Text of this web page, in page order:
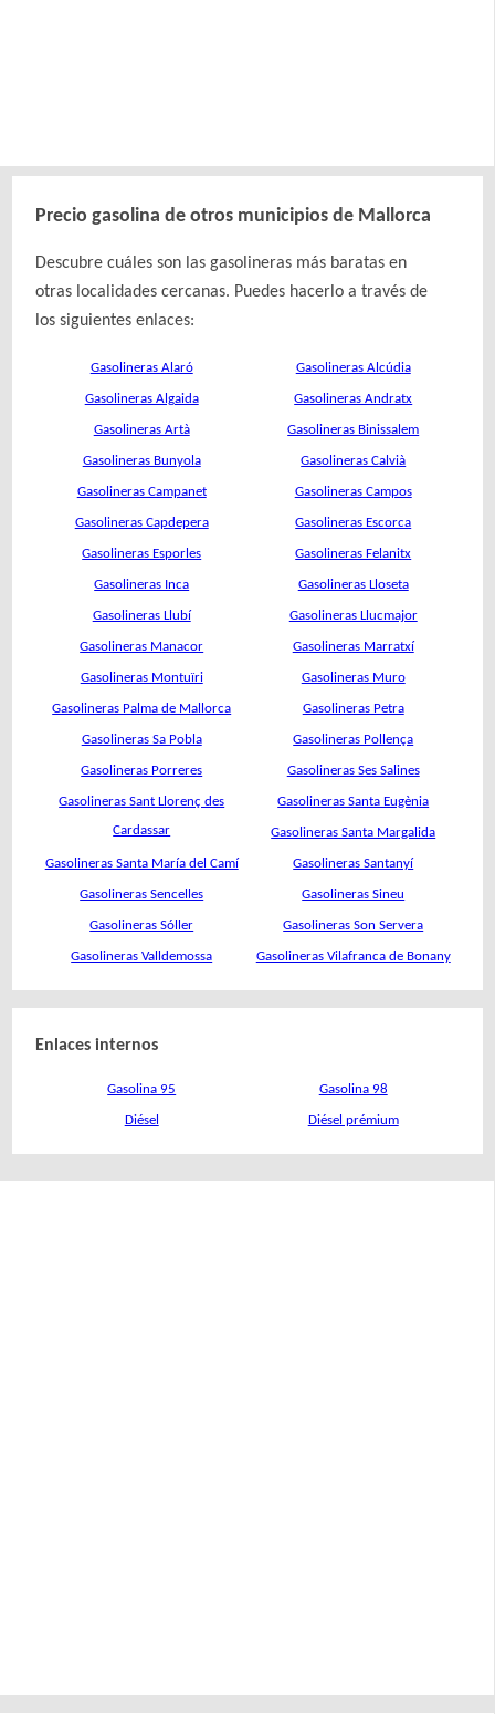
Precio gasolina de otros municipios de Mallorca
Descubre cuáles son las gasolineras más baratas en
otras localidades cercanas. Puedes hacerlo a través de
los siguientes enlaces:
Gasolineras Alaró Gasolineras Alcúdia
Gasolineras Algaida Gasolineras Andratx
Gasolineras Artà Gasolineras Binissalem
Gasolineras Bunyola Gasolineras Calvià
Gasolineras Campanet Gasolineras Campos
Gasolineras Capdepera Gasolineras Escorca
Gasolineras Esporles Gasolineras Felanitx
Gasolineras Inca Gasolineras Lloseta
Gasolineras Llubí Gasolineras Llucmajor
Gasolineras Manacor Gasolineras Marratxí
Gasolineras Montuïri Gasolineras Muro
Gasolineras Palma de Mallorca Gasolineras Petra
Gasolineras Sa Pobla Gasolineras Pollença
Gasolineras Porreres Gasolineras Ses Salines
Gasolineras Sant Llorenç des
Cardassar
Gasolineras Santa Eugènia
Gasolineras Santa Margalida
Gasolineras Santa María del Camí Gasolineras Santanyí
Gasolineras Sencelles Gasolineras Sineu
Gasolineras Sóller Gasolineras Son Servera
Gasolineras Valldemossa Gasolineras Vilafranca de Bonany
Enlaces internos
Gasolina 95 Gasolina 98
Diésel Diésel prémium